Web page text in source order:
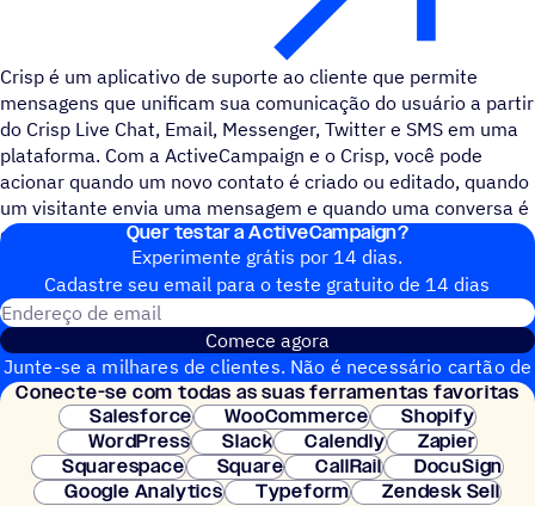
Crisp é um aplicativo de suporte ao cliente que permite
mensagens que unificam sua comunicação do usuário a partir
do Crisp Live Chat, Email, Messenger, Twitter e SMS em uma
plataforma. Com a ActiveCampaign e o Crisp, você pode
acionar quando um novo contato é criado ou editado, quando
um visitante envia uma mensagem e quando uma conversa é
criada.
Quer testar a ActiveCampaign?
Experimente grátis por 14 dias.
Cadastre seu email para o teste gratuito de 14 dias
Comece agora
Junte-se a milhares de clientes. Não é necessário cartão de
crédito. Configuração instantânea.
Conecte-se com todas as suas ferramentas favoritas
Salesforce
WooCommerce
Shopify
WordPress
Slack Calendly
Zapier
Squarespace
Square CallRail
DocuSign
Google Analytics
Typeform Zendesk Sell